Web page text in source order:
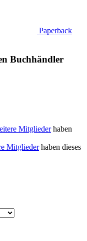
Paperback
Buchhändler
Mitgliederhaben
Mitgliederhaben dieses